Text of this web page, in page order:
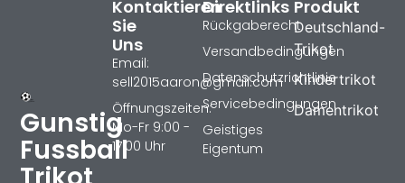
Gunstig
Fussball
Produkt
Deutschland-
Trikot
Kindertrikot
Damentrikot
Direktlinks
Rückgaberecht
Versandbedingungen
Datenschutzrichtlinie
Servicebedingungen
Geistiges
Eigentum
Kontaktieren
Sie
Uns
Email:
sell2015aaron@gmail.com
Öffnungszeiten:
Mo-Fr 9:00 -
17:00 Uhr